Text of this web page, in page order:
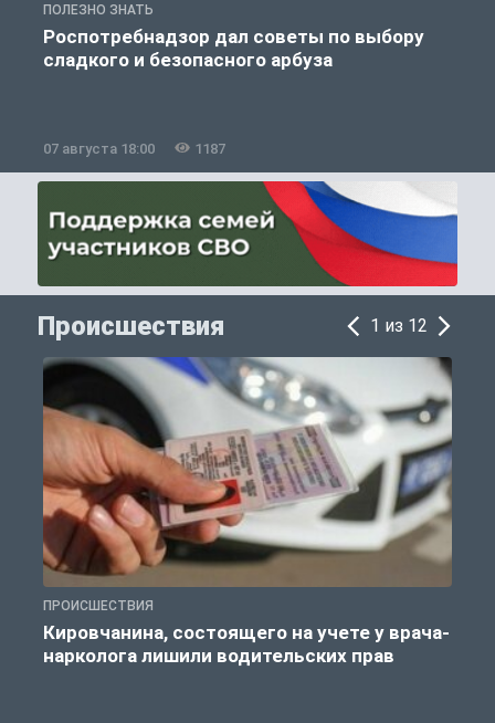
ПОЛЕЗНО ЗНАТЬ
Роспотребнадзор дал советы по выбору
сладкого и безопасного арбуза
07 августа 18:00 1187
Происшествия 1 из 12
ПРОИСШЕСТВИЯ
Кировчанина, состоящего на учете у врача-
нарколога лишили водительских прав